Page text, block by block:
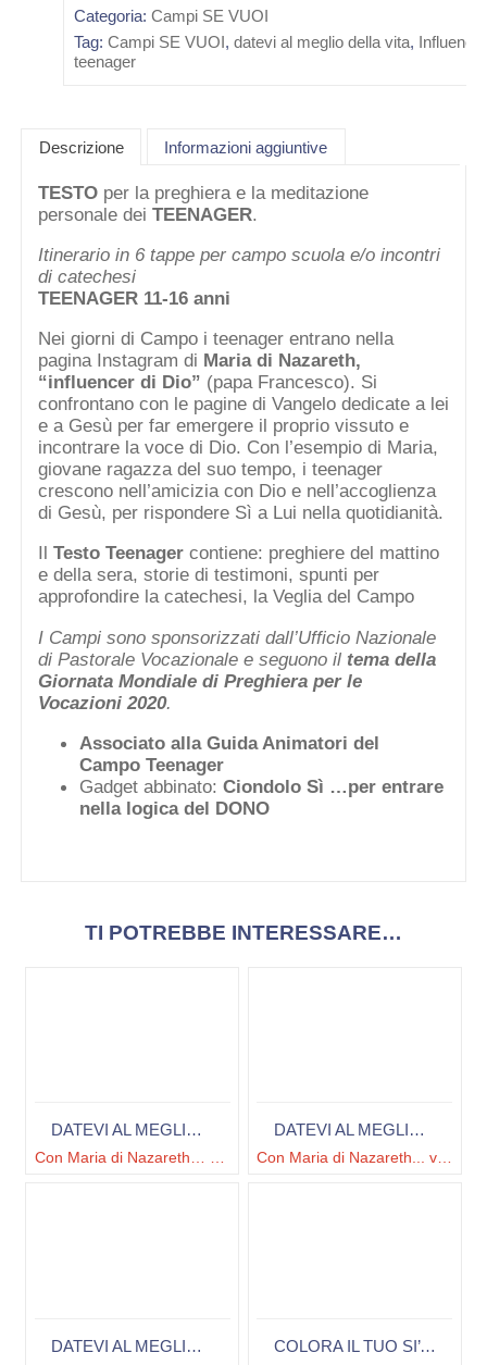
Categoria:Campi SE VUOI
Tag:Campi SE VUOI,datevi al meglio della vita, Influencer
teenager
Descrizione Informazioni aggiuntive
TESTOper la preghiera e la meditazione
personale dei TEENAGER.
Itinerario in 6 tappe per campo scuola e/o incontri
di catechesi
TEENAGER 11-16 anni
Nei giorni di Campo i teenager entrano nella
pagina Instagram di Maria di Nazareth,
“influencer di Dio” (papa Francesco). Si
confrontano con le pagine di Vangelo dedicate a lei
e a Gesù per far emergere il proprio vissuto e
incontrare la voce di Dio. Con l’esempio di Maria,
giovane ragazza del suo tempo, i teenager
crescono nell’amicizia con Dio e nell’accoglienza
di Gesù, per rispondere Sì a Lui nella quotidianità.
Il Testo Teenagercontiene: preghiere del mattino
e della sera, storie di testimoni, spunti per
approfondire la catechesi, la Veglia del Campo
I Campi sono sponsorizzati dall’Ufficio Nazionale
di Pastorale Vocazionale e seguono il tema della
Giornata Mondiale di Preghiera per le
Vocazioni 2020.
Associato alla Guida Animatori del
Campo Teenager
Gadget abbinato: Ciondolo Sì …per entrare
nella logica del DONO
TI POTREBBE INTERESSARE…
DATEVI AL MEGLIO DELLA VITA!
Con Maria di Nazareth… diventa l’INFLUENCER di Dio.
DATEVI AL MEGLIO DELLA VITA!
Con Maria di Nazareth... vivi la STARTUP del Sogno di Dio.
DATEVI AL MEGLIO DELLA VITA! COLORA IL TUO SI’ + TUTORIAL